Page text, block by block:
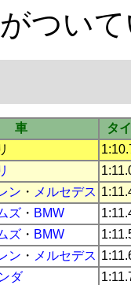
つい
車
タ
ン ・ メルセデス
ズ ・ BMW
ズ ・ BMW
ン ・ メルセデス
ダ